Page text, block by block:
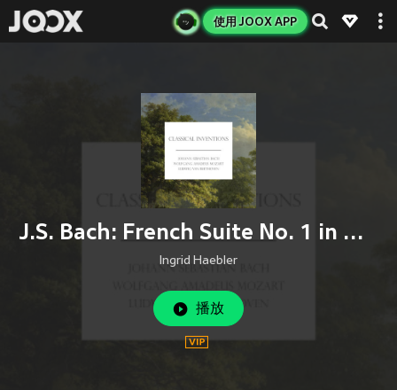
使用 JOOX APP
J.S. Bach: French Suite No. 1 in D Minor, BWV 812: 5. Gigue
Ingrid Haebler
播放